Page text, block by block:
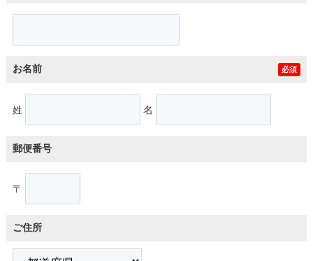
お名前 必須
姓 名
郵便番号
〒
ご住所